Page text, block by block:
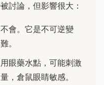
討論，但影響很大：
會。它是不可逆變
。
眼藥水點，可能刺激
，倉鼠眼睛敏感。